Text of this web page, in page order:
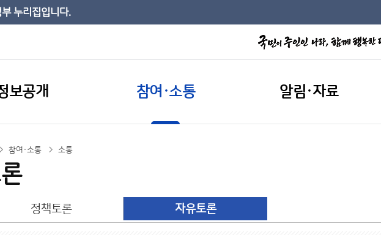
누리집입니다.
보공개 참여·소통 알림·자료
참여·소통 소통
정책토론 자유토론